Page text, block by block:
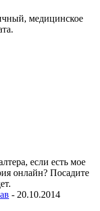
медицинское
если есть мое
онлайн? Посадите
- 20.10.2014